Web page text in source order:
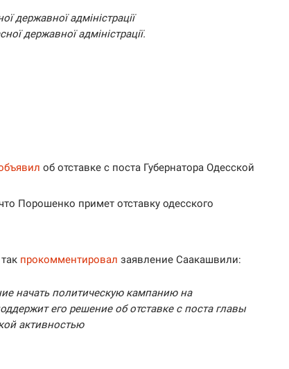
державної адміністрації
державної адміністрації.
об отставке с поста Губернатора Одесской
Порошенко примет отставку одесского
прокомментировал заявление Саакашвили:
начать политическую кампанию на
его решение об отставке с поста главы
активностью